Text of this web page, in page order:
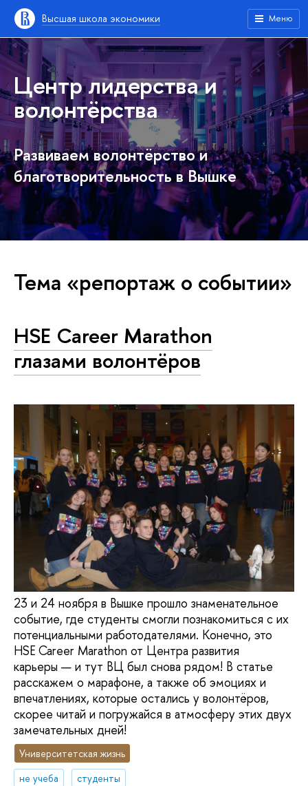
Высшая школа экономики Меню
Центр лидерства и
волонтёрства
Развиваем волонтёрство и
благотворительность в Вышке
Тема «репортаж о событии»
HSE Career Marathon
глазами волонтёров
23 и 24 ноября в Вышке прошло знаменательное
событие, где студенты смогли познакомиться с их
потенциальными работодателями. Конечно, это
HSE Career Marathon от Центра развития
карьеры — и тут ВЦ был снова рядом! В статье
расскажем о марафоне, а также об эмоциях и
впечатлениях, которые остались у волонтёров,
скорее читай и погружайся в атмосферу этих двух
замечательных дней!
Университетская жизнь
не учеба
студенты